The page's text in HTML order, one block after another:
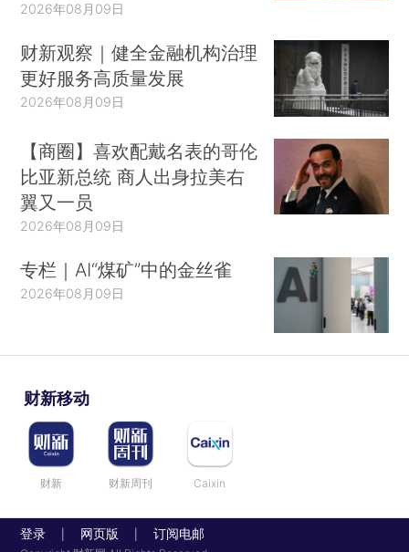
2026年08月09日
财新观察｜健全金融机构治理
更好服务高质量发展
2026年08月09日
【商圈】喜欢配戴名表的哥伦
比亚新总统 商人出身拉美右
翼又一员
2026年08月09日
专栏｜AI“煤矿”中的金丝雀
2026年08月09日
财新移动
财新 财新周刊 Caixin
登录 网页版 订阅电邮